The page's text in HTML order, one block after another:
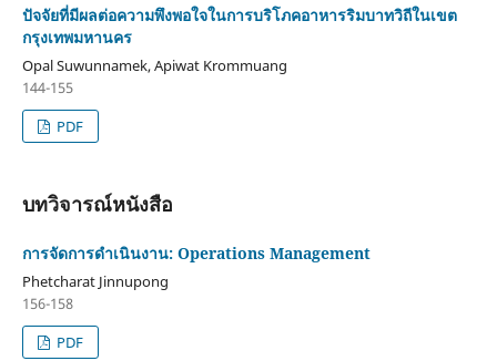
ปัจจัยที่มีผลต่อความพึงพอใจในการบริโภคอาหารริมบาทวิถีในเขต
กรุงเทพมหานคร
Opal Suwunnamek, Apiwat Krommuang
144-155
PDF
บทวิจารณ์หนังสือ
การจัดการดำเนินงาน: Operations Management
Phetcharat Jinnupong
156-158
PDF